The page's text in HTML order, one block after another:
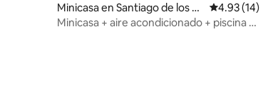
Minicasa en Santiago de los C
aballeros
4.93 (14)
Minicasa + aire acondicionado + piscina +